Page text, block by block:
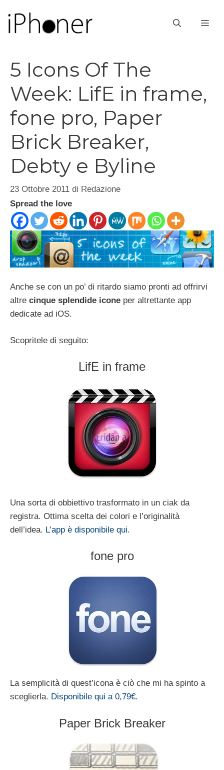
contenuto
5 Icons Of The
Week: LifE in frame,
fone pro, Paper
Brick Breaker,
Debty e Byline
23 Ottobre 2011 di Redazione
Spread the love
Anche se con un po’ di ritardo siamo pronti ad offrirvi
altre cinque splendide icone per altrettante app
dedicate ad iOS.
Scopritele di seguito:
LifE in frame
Una sorta di obbiettivo trasformato in un ciak da
registra. Ottima scelta dei colori e l’originalità
dell’idea. L’app è disponibile qui.
fone pro
La semplicità di quest’icona è ciò che mi ha spinto a
sceglierla. Disponibile qui a 0,79€.
Paper Brick Breaker